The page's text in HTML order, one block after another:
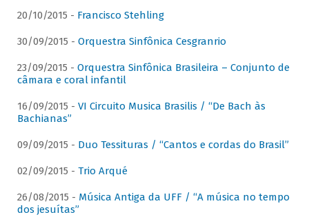
20/10/2015 - Francisco Stehling
30/09/2015 - Orquestra Sinfônica Cesgranrio
23/09/2015 - Orquestra Sinfônica Brasileira – Conjunto de
câmara e coral infantil
16/09/2015 - VI Circuito Musica Brasilis / “De Bach às
Bachianas”
09/09/2015 - Duo Tessituras / “Cantos e cordas do Brasil”
02/09/2015 - Trio Arqué
26/08/2015 - Música Antiga da UFF / “A música no tempo
dos jesuítas”